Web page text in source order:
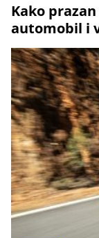
Kako
automobil i